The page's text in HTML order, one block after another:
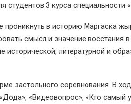
студентов 3 курса специальности
проникнуть в историю Маргаска
смысл и значение восстания
исторической, литературной и
застольного соревнования. В
«Видеовопрос», «Кто самый